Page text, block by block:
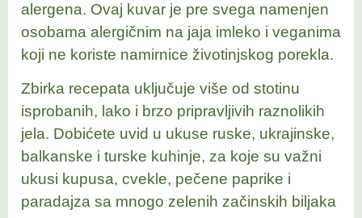
alergena. Ovaj kuvar je pre svega namenjen
osobama alergičnim na jaja imleko i veganima
koji ne koriste namirnice životinjskog porekla.
Zbirka recepata uključuje više od stotinu
isprobanih, lako i brzo pripravljivih raznolikih
jela. Dobićete uvid u ukuse ruske, ukrajinske,
balkanske i turske kuhinje, za koje su važni
ukusi kupusa, cvekle, pečene paprike i
paradajza sa mnogo zelenih začinskih biljaka